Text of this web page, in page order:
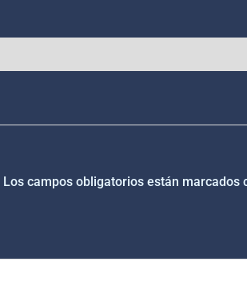
Los campos obligatorios están marcados